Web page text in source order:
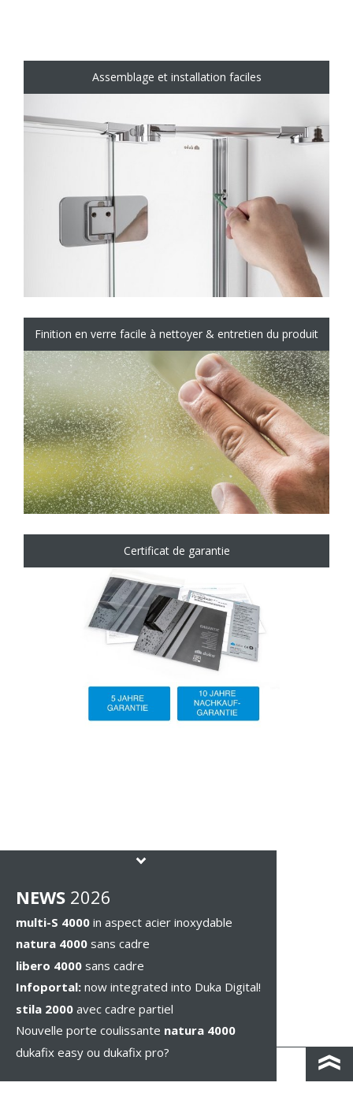
Assemblage et installation faciles
Finition en verre facile à nettoyer & entretien du produit
Certificat de garantie
NEWS 2026
multi-S 4000 in aspect acier inoxydable
natura 4000 sans cadre
libero 4000 sans cadre
Infoportal: now integrated into Duka Digital!
stila 2000 avec cadre partiel
Nouvelle porte coulissante natura 4000
dukafix easy ou dukafix pro?